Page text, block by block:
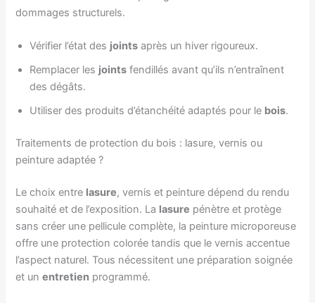
dommages structurels.
Vérifier l’état des joints après un hiver rigoureux.
Remplacer les joints fendillés avant qu’ils n’entraînent
des dégâts.
Utiliser des produits d’étanchéité adaptés pour le bois.
Traitements de protection du bois : lasure, vernis ou
peinture adaptée ?
Le choix entre lasure, vernis et peinture dépend du rendu
souhaité et de l’exposition. La lasure pénètre et protège
sans créer une pellicule complète, la peinture microporeuse
offre une protection colorée tandis que le vernis accentue
l’aspect naturel. Tous nécessitent une préparation soignée
et unentretien programmé.